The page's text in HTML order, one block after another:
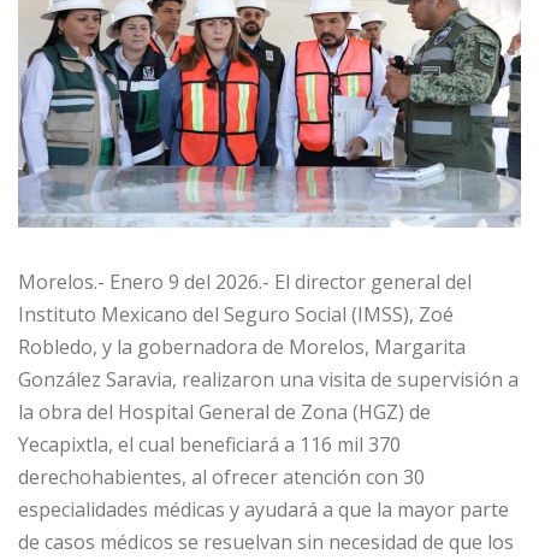
Morelos.- Enero 9 del 2026.- El director general del
Instituto Mexicano del Seguro Social (IMSS), Zoé
Robledo, y la gobernadora de Morelos, Margarita
González Saravia, realizaron una visita de supervisión a
la obra del Hospital General de Zona (HGZ) de
Yecapixtla, el cual beneficiará a 116 mil 370
derechohabientes, al ofrecer atención con 30
especialidades médicas y ayudará a que la mayor parte
de casos médicos se resuelvan sin necesidad de que los